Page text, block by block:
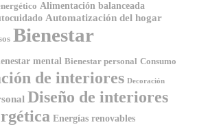
Alimentación balanceada
Automatización del hogar
Bienestar
mental Bienestar personal Consumo
de interiores Decoración
Diseño de interiores
Energías renovables